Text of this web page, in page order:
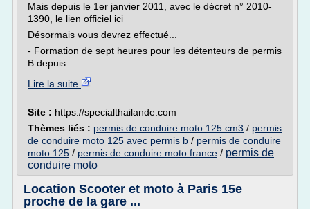
Mais depuis le 1er janvier 2011, avec le décret n° 2010-
1390, le lien officiel ici
Désormais vous devrez effectué...
- Formation de sept heures pour les détenteurs de permis
B depuis...
Lire la suite
Site : https://specialthailande.com
Thèmes liés : permis de conduire moto 125 cm3 / permis
de conduire moto 125 avec permis b / permis de conduire
moto 125 / permis de conduire moto france / permis de
conduire moto
Location Scooter et moto à Paris 15e
proche de la gare ...